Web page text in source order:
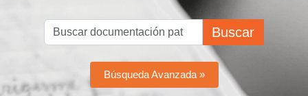
Buscar
Búsqueda Avanzada »